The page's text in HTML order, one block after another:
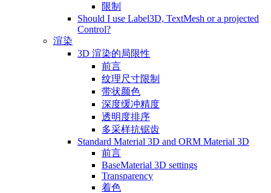
限制
Should I use Label3D, TextMesh or a projected
Control?
渲染
3D 渲染的局限性
前言
纹理尺寸限制
带状颜色
深度缓冲精度
透明度排序
多采样抗锯齿
Standard Material 3D and ORM Material 3D
前言
BaseMaterial 3D settings
Transparency
着色